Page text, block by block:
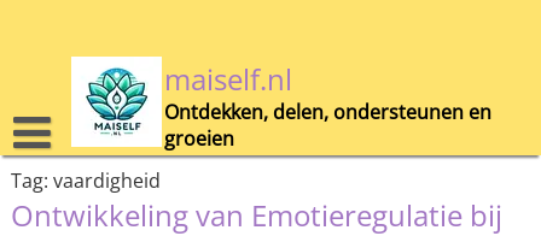
maiself.nl
Ontdekken, delen, ondersteunen en
groeien
Tag: vaardigheid
Ontwikkeling van Emotieregulatie bij